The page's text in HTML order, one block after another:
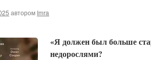
автором Imra
«Я должен был больше
недорослями?